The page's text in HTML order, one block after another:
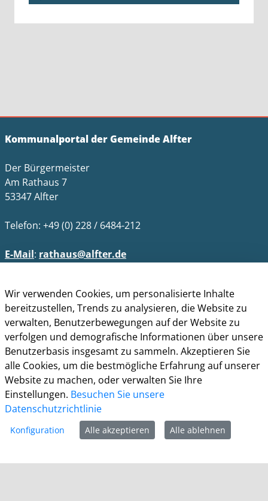
Kommunalportal der Gemeinde Alfter
Der Bürgermeister
Am Rathaus 7
53347 Alfter
Telefon: +49 (0) 228 / 6484-212
E-Mail: rathaus@alfter.de
Öffnungszeiten
Impressum
Datenschutz
Barrierefreiheit
Cookie-Richtlinie
Kontakt
Wir verwenden Cookies, um personalisierte Inhalte
bereitzustellen, Trends zu analysieren, die Website zu
verwalten, Benutzerbewegungen auf der Website zu
verfolgen und demografische Informationen über unsere
Benutzerbasis insgesamt zu sammeln. Akzeptieren Sie
alle Cookies, um die bestmögliche Erfahrung auf unserer
Website zu machen, oder verwalten Sie Ihre
Einstellungen. Besuchen Sie unsere
Datenschutzrichtlinie
Konfiguration Alle akzeptieren Alle ablehnen